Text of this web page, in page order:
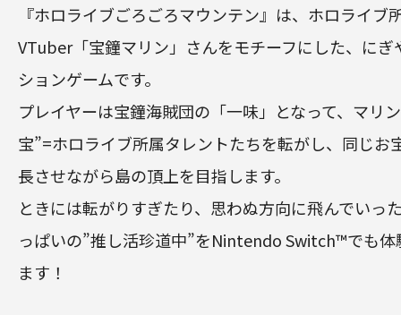
『ホロライブごろごろマウンテン』は、ホロライブ
VTuber「宝鐘マリン」さんをモチーフにした、にぎ
ションゲームです。
プレイヤーは宝鐘海賊団の「一味」となって、マリ
宝”=ホロライブ所属タレントたちを転がし、同じお
長させながら島の頂上を目指します。
ときには転がりすぎたり、思わぬ方向に飛んでい
っぱいの”推し活珍道中”をNintendo Switch™︎でも
ます！